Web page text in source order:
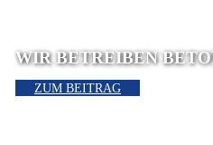
WIR BETREIBEN
ZUM BEITRAG